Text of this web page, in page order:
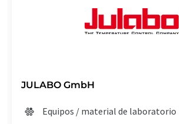
JULABO GmbH
Equipos / material de laboratorio